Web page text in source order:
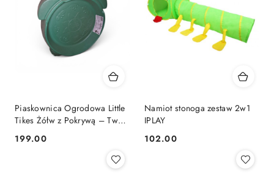
Piaskownica Ogrodowa Little
Tikes Żółw z Pokrywą – Twój
Własny Plac Zabaw w
Ogrodzie!
Cena:
199.00
Namiot stonoga zestaw 2w1
IPLAY
Cena:
102.00